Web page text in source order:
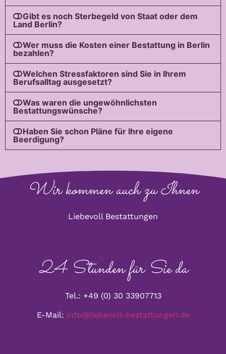
Gibt es noch Sterbegeld von Staat oder dem
Land Berlin?
Wer muss die Kosten einer Bestattung in Berlin
bezahlen?
Welchen Stressfaktoren sind Sie in Ihrem
Berufsalltag ausgesetzt?
Was waren die ungewöhnlichsten
Bestattungswünsche?
Haben Sie schon Pläne für Ihre eigene
Beerdigung?
Wir kommen auch zu Ihnen
Liebevoll Bestattungen
24 Stunden für Sie da
Tel.: +49 (0) 30 33907713
E-Mail: info@liebevoll-bestattungen.de